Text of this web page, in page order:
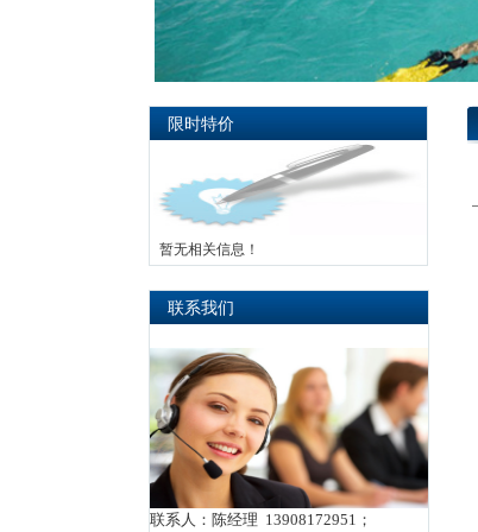
限时特价
暂无相关信息！
联系我们
联系人：陈经理 13908172951；